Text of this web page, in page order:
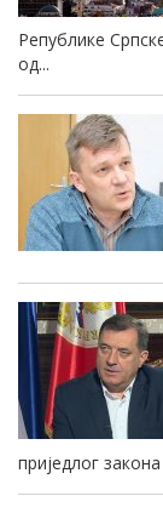
Републике
од...
приједлог